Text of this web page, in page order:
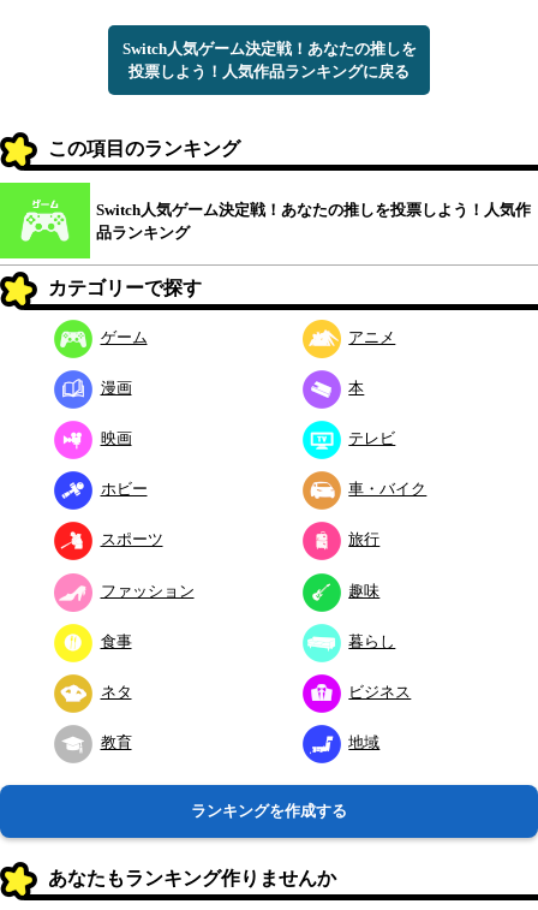
Switch人気ゲーム決定戦！あなたの推しを
投票しよう！人気作品ランキングに戻る
この項目のランキング
Switch人気ゲーム決定戦！あなたの推しを投票しよう！人気作
品ランキング
カテゴリーで探す
ゲーム アニメ
漫画 本
映画 テレビ
ホビー 車・バイク
スポーツ 旅行
ファッション 趣味
食事 暮らし
ネタ ビジネス
教育 地域
ランキングを作成する
あなたもランキング作りませんか